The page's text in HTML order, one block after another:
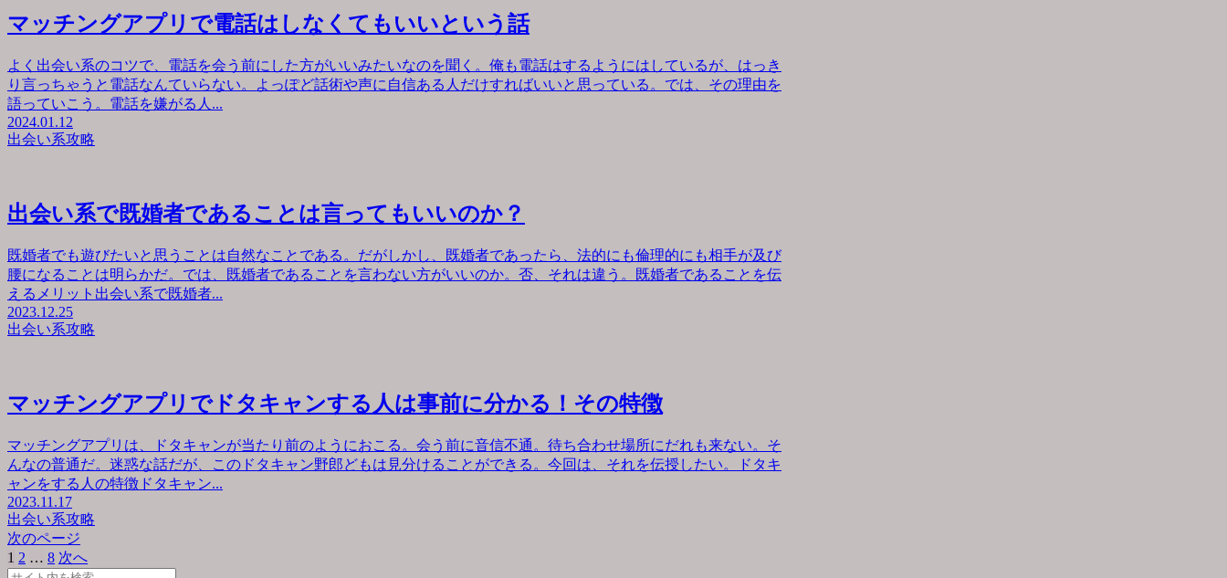
マッチングアプリで電話はしなくてもいいという話
よく出会い系のコツで、電話を会う前にした方がいいみたいなのを聞く。俺も電話はするようにはしているが、はっき
り言っちゃうと電話なんていらない。よっぽど話術や声に自信ある人だけすればいいと思っている。では、その理由を
語っていこう。電話を嫌がる人...
2024.01.12
出会い系攻略
出会い系で既婚者であることは言ってもいいのか？
既婚者でも遊びたいと思うことは自然なことである。だがしかし、既婚者であったら、法的にも倫理的にも相手が及び
腰になることは明らかだ。では、既婚者であることを言わない方がいいのか。否、それは違う。既婚者であることを伝
えるメリット出会い系で既婚者...
2023.12.25
出会い系攻略
マッチングアプリでドタキャンする人は事前に分かる！その特徴
マッチングアプリは、ドタキャンが当たり前のようにおこる。会う前に音信不通。待ち合わせ場所にだれも来ない。そ
んなの普通だ。迷惑な話だが、このドタキャン野郎どもは見分けることができる。今回は、それを伝授したい。ドタキ
ャンをする人の特徴ドタキャン...
2023.11.17
出会い系攻略
次のページ
1 2 … 8 次へ